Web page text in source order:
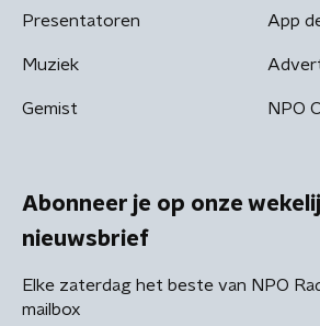
Presentatoren
Muziek
Gemist
App
NPO
Abonneer je op onze
nieuwsbrief
Elke zaterdag het beste van NPO
mailbox